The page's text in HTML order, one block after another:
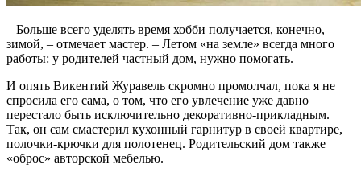
– Больше всего уделять время хобби получается, конечно,
зимой, – отмечает мастер. – Летом «на земле» всегда много
работы: у родителей частный дом, нужно помогать.
И опять Викентий Журавель скромно промолчал, пока я не
спросила его сама, о том, что его увлечение уже давно
перестало быть исключительно декоративно-прикладным.
Так, он сам смастерил кухонный гарнитур в своей квартире,
полочки-крючки для полотенец. Родительский дом также
«оброс» авторской мебелью.